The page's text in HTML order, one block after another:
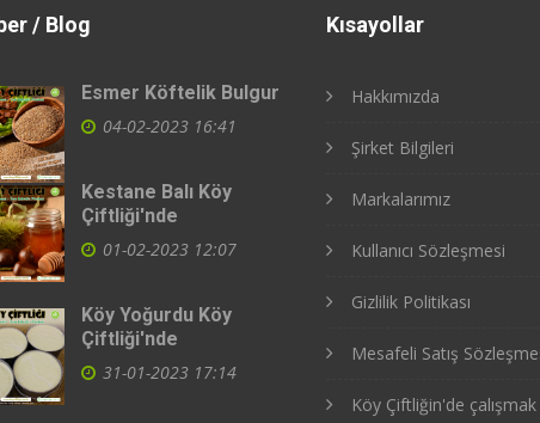
/ Blog
Esmer Köftelik Bulgur
04-02-2023 16:41
Kestane Balı Köy
Çiftliği'nde
01-02-2023 12:07
Köy Yoğurdu Köy
Çiftliği'nde
31-01-2023 17:14
Kısayollar
Hakkımızda
Şirket Bilgileri
Markalarımız
Kullanıcı Sözleşmesi
Gizlilik Politikası
Mesafeli Satış
Köy Çiftliğin'de çalışmak